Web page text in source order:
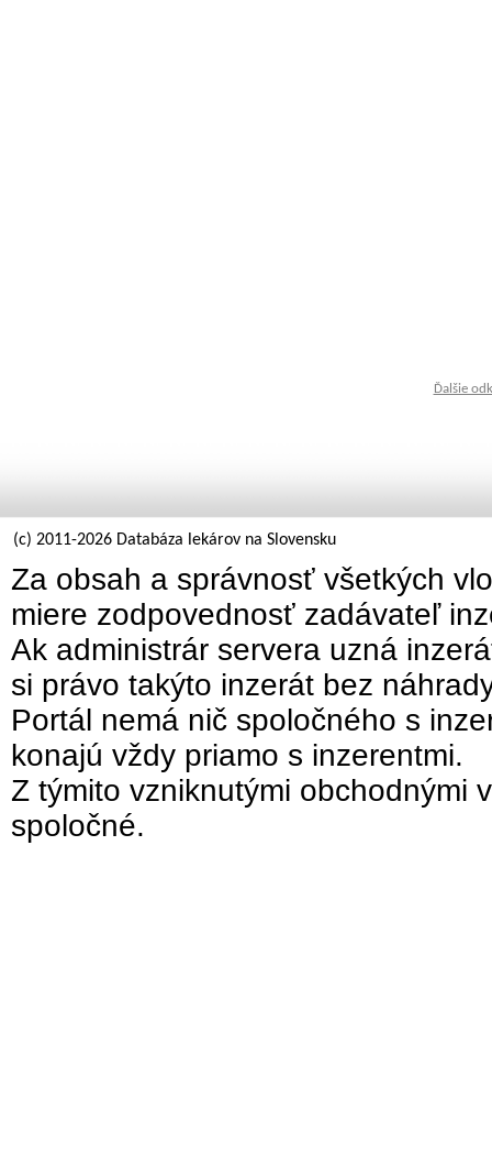
Ďalšie
(c) 2011-2026 Databáza lekárov na Slovensku
Za obsah a správnosť všetkých
miere zodpovednosť zadávateľ
Ak administrár servera uzná
si právo takýto inzerát bez
Portál nemá nič spoločného s
konajú vždy priamo s inzerentmi.
Z týmito vzniknutými obchodnými
spoločné.